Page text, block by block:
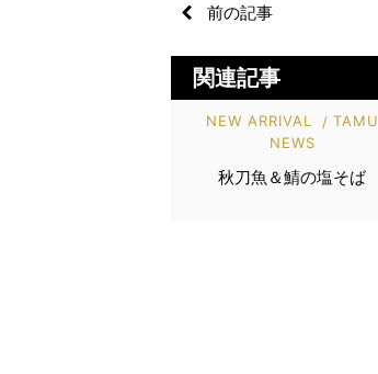
前の記事
関連記事
NEW ARRIVAL
TAMU
NEWS
秋刀魚＆鯖の塩そば